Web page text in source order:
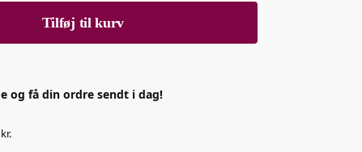
Tilføj til kurv
og få din ordre sendt i dag!